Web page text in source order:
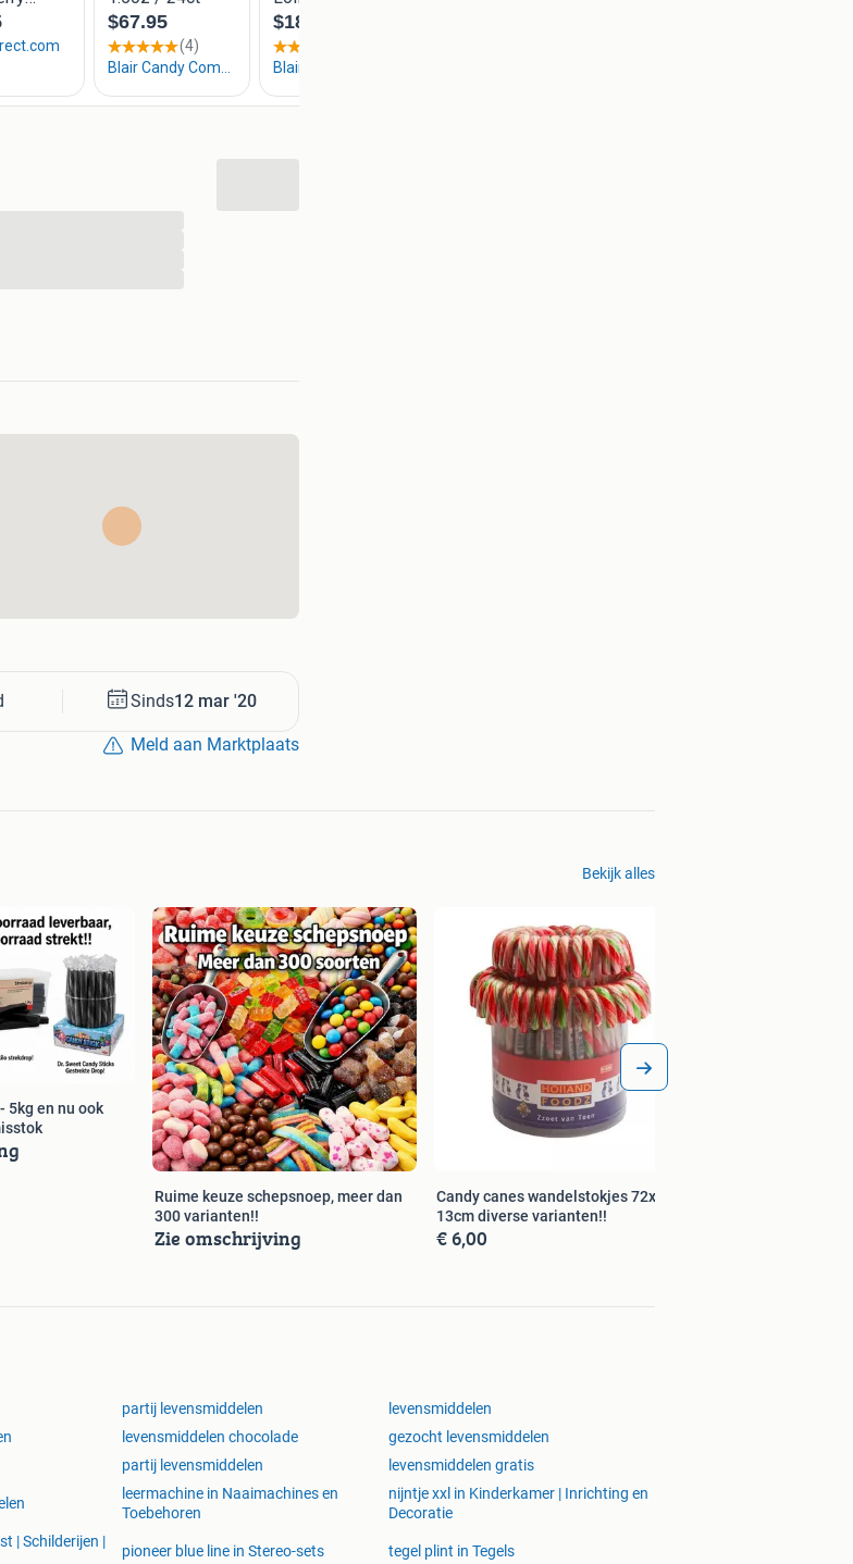
Sinds12 mar '20
Meld aan Marktplaats
Bekijk alles
5kg en nu ook
Ruime keuze schepsnoep, meer dan
300 varianten!!
Zie omschrijving
Candy canes wandelstokjes 72x12gr
13cm diverse varianten!!
€ 6,00
partij levensmiddelen
levensmiddelen
levensmiddelen chocolade
gezocht levensmiddelen
partij levensmiddelen levensmiddelen gratis
leermachine in Naaimachines en
Toebehoren
nijntje xxl in Kinderkamer | Inrichting en
Decoratie
| Schilderijen |
pioneer blue line in Stereo-sets tegel plint in Tegels